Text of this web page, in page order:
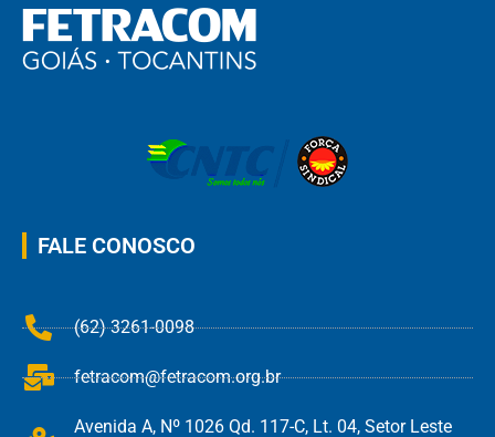
FALE CONOSCO
(62) 3261-0098
fetracom@fetracom.org.br
Avenida A, Nº 1026 Qd. 117-C, Lt. 04, Setor Leste